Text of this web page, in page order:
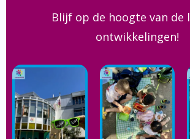
Blijf op de hoogte van de
ontwikkelingen!